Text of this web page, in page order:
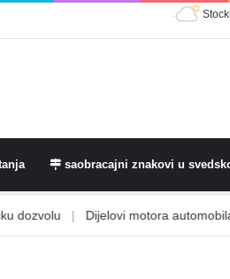
saobracajni znakovi u
| Dijelovi motora automobila |